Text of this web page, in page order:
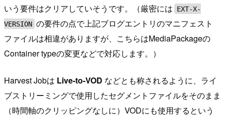
いう要件はクリアしていそうです。（厳密には
EXT-X-
VERSION の要件の点で上記ブログエントリのマニフェスト
ファイルは相違がありますが、こちらはMediaPackageの
Container typeの変更などで対応します。）
Harvest Jobは Live-to-VOD などとも称されるように、ライ
ブストリーミングで使用したセグメントファイルをそのまま
（時間軸のクリッピングなしに）VODにも使用するという